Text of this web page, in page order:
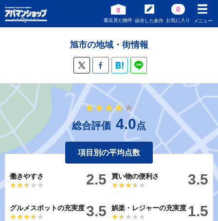
0
最近見た物件 保存した条件
0
お気に入り メニュー
旭市の地域・街情報
★★★★★
★★★★★
総合評価 4.0点
項目別の平均点数
働きやすさ
★★★★★
★★★★★ 2.5
買い物の便利さ
★★★★★
★★★★★ 3.5
グルメスポットの充実度
★★★★★
★★★★★ 3.5
娯楽・レジャーの充実度
★★★★★
★★★★★ 1.5